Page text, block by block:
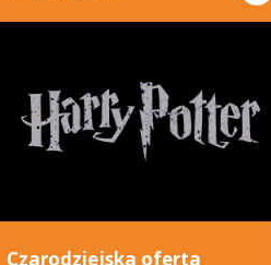
Czarodziejska oferta